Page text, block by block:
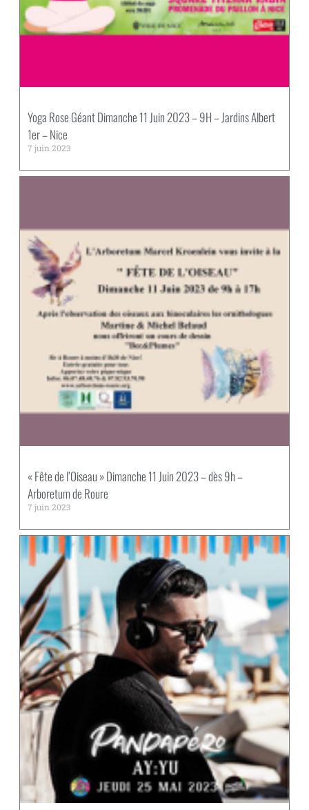
Yoga Rose Géant Dimanche 11 Juin 2023 – 9H – Jardins Albert
1er – Nice
7 juin 2023
« Fête de l’Oiseau » Dimanche 11 Juin 2023 – dès 9h –
Arboretum de Roure
7 juin 2023